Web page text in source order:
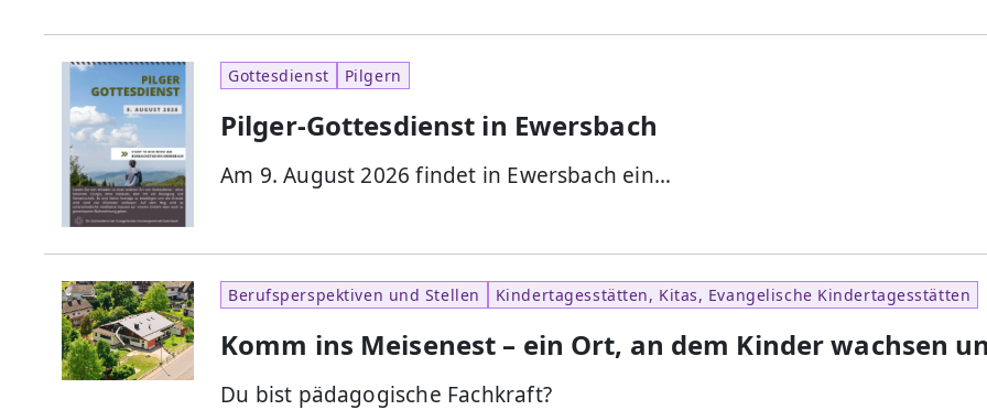
Gottesdienst Pilgern
Pilger-Gottesdienst in Ewersbach
Am 9. August 2026 findet in Ewersbach ein…
Berufsperspektiven und Stellen Kindertagesstätten, Kitas, Evangelische Kindertagesstätten
Komm ins Meisenest – ein Ort, an dem Kinder wachsen
Du bist pädagogische Fachkraft?